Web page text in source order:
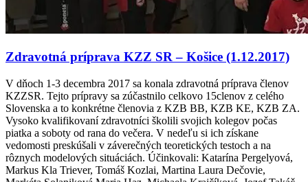
Zdravotná príprava KZZ SR – Košice (1.12.2017)
V dňoch 1-3 decembra 2017 sa konala zdravotná príprava členov
KZZSR. Tejto prípravy sa zúčastnilo celkovo 15clenov z celého
Slovenska a to konkrétne členovia z KZB BB, KZB KE, KZB ZA.
Vysoko kvalifikovaní zdravotníci školili svojich kolegov počas
piatka a soboty od rana do večera. V nedeľu si ich získane
vedomosti preskúšali v záverečných teoretických testoch a na
rôznych modelových situáciách. Účinkovali: Katarína Pergelyová,
Markus Kla Triever, Tomáš Kozlai, Martina Laura Dečovie,